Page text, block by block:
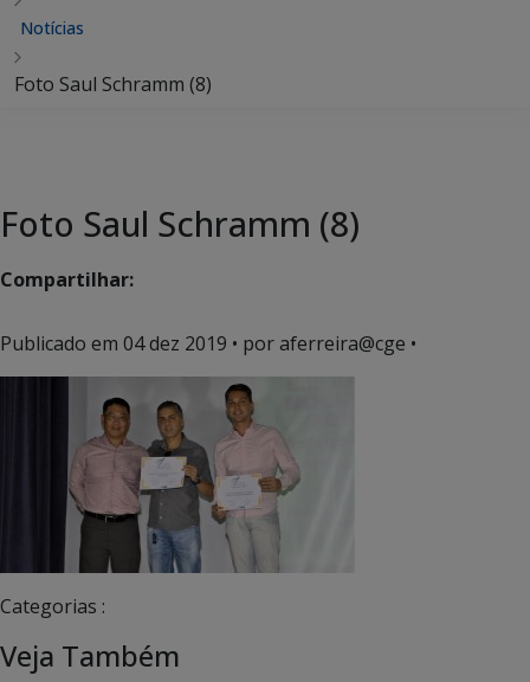
Notícias
Foto Saul Schramm (8)
Foto Saul Schramm (8)
Compartilhar:
Publicado em 04 dez 2019 • por aferreira@cge •
Categorias :
Veja Também